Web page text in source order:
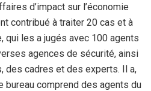
d’impact sur l’économie
contribué à traiter 20 cas et à
qui les a jugés avec 100 agents
agences de sécurité, ainsi
des cadres et des experts. Il a,
bureau comprend des agents du